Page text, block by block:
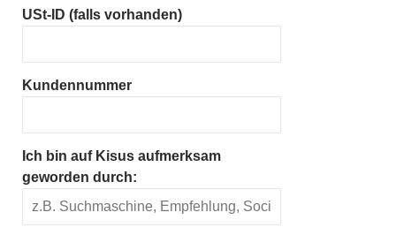
USt-ID (falls vorhanden)
Kundennummer
Ich bin auf Kisus aufmerksam
geworden durch: